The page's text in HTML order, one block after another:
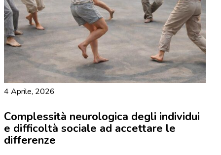
4 Aprile, 2026
Complessità neurologica degli individui
e difficoltà sociale ad accettare le
differenze